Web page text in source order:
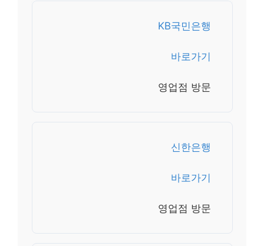
KB국민은행
바로가기
영업점 방문
신한은행
바로가기
영업점 방문